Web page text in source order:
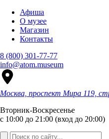
Афиша
О музее
Магазин
Контакты
8 (800) 301-77-77
info@atom.museum
Москва, проспект Мира 119,
Вторник-Воскресенье
с 10:00 до 21:00 (вход до 20:00)